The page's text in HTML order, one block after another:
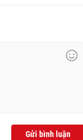
Gửi bình luận